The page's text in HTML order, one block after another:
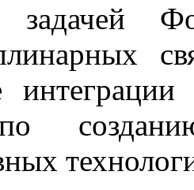
задачей